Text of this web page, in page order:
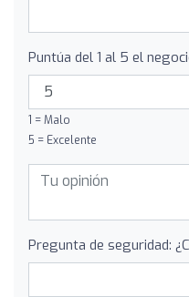
Puntúa del 1 al 5 el
1 = Malo
5 = Excelente
Pregunta de seguridad: